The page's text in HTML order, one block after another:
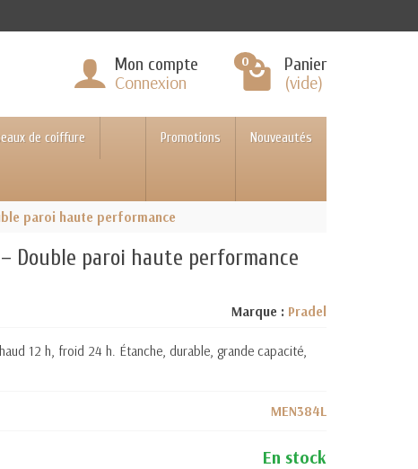
Mon compte
Connexion
0 Panier
(vide)
de coiffure Promotions Nouveautés
paroi haute performance
Double paroi haute performance
Marque : Pradel
12 h, froid 24 h. Étanche, durable, grande capacité,
MEN384L
En stock